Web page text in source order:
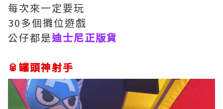
每次來一定要玩
30多個攤位遊戲
公仔都是迪士尼正版貨
🥫罐頭神射手